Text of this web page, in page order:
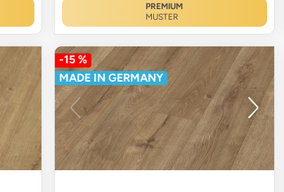
PREMIUM
MUSTER
-15 %
MADE IN GERMANY